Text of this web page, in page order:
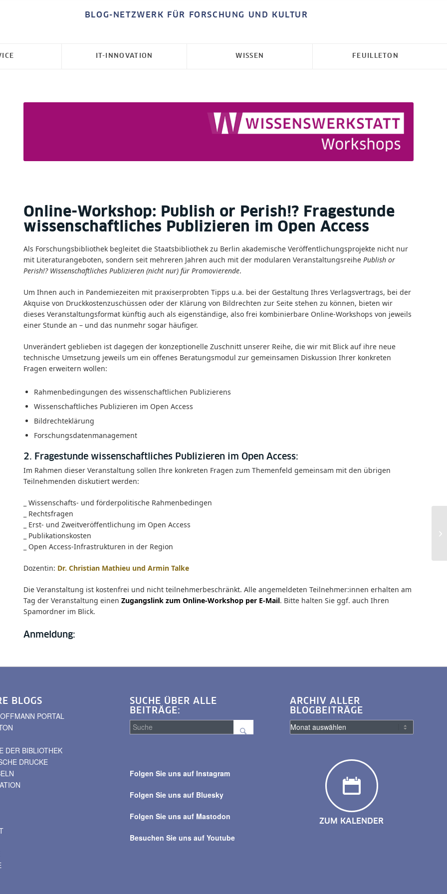
BLOG-NETZWERK FÜR FORSCHUNG UND KULTUR
IT-INNOVATION WISSEN FEUILLETON
Online-Workshop: Publish or Perish!? Fragestunde
wissenschaftliches Publizieren im Open Access
Als Forschungsbibliothek begleitet die Staatsbibliothek zu Berlin akademische Veröffentlichungsprojekte nicht nur
mit Literaturangeboten, sondern seit mehreren Jahren auch mit der modularen Veranstaltungsreihe Publish or
Perish!? Wissenschaftliches Publizieren (nicht nur) für Promovierende.
Um Ihnen auch in Pandemiezeiten mit praxiserprobten Tipps u.a. bei der Gestaltung Ihres Verlagsvertrags, bei der
Akquise von Druckkostenzuschüssen oder der Klärung von Bildrechten zur Seite stehen zu können, bieten wir
dieses Veranstaltungsformat künftig auch als eigenständige, also frei kombinierbare Online-Workshops von jeweils
einer Stunde an – und das nunmehr sogar häufiger.
Unverändert geblieben ist dagegen der konzeptionelle Zuschnitt unserer Reihe, die wir mit Blick auf ihre neue
technische Umsetzung jeweils um ein offenes Beratungsmodul zur gemeinsamen Diskussion Ihrer konkreten
Fragen erweitern wollen:
Rahmenbedingungen des wissenschaftlichen Publizierens
Wissenschaftliches Publizieren im Open Access
Bildrechteklärung
Forschungsdatenmanagement
2. Fragestunde wissenschaftliches Publizieren im Open Access:
Im Rahmen dieser Veranstaltung sollen Ihre konkreten Fragen zum Themenfeld gemeinsam mit den übrigen
Teilnehmenden diskutiert werden:
_ Wissenschafts- und förderpolitische Rahmenbedingen
_ Rechtsfragen
_ Erst- und Zweitveröffentlichung im Open Access
_ Publikationskosten
_ Open Access-Infrastrukturen in der Region
Dozentin: Dr. Christian Mathieu und Armin Talke
Die Veranstaltung ist kostenfrei und nicht teilnehmerbeschränkt. Alle angemeldeten Teilnehmer:innen erhalten am
Tag der Veranstaltung einen Zugangslink zum Online-Workshop per E-Mail. Bitte halten Sie ggf. auch Ihren
Spamordner im Blick.
Anmeldung:
BLOGS
PORTAL
DER BIBLIOTHEK
DRUCKE
SUCHE ÜBER ALLE
BEITRÄGE:
alle
Folgen Sie uns auf Instagram
Folgen Sie uns auf Bluesky
Folgen Sie uns auf Mastodon
Besuchen Sie uns auf Youtube
ARCHIV ALLER
BLOGBEITRÄGE
ZUM KALENDER